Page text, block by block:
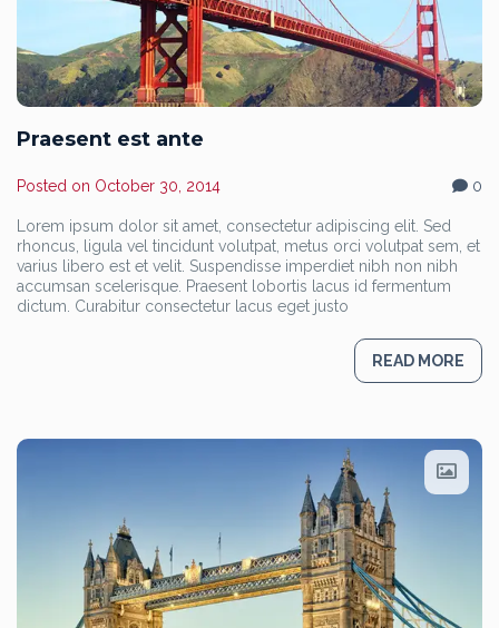
Praesent est ante
Posted on October 30, 2014 0
Lorem ipsum dolor sit amet, consectetur adipiscing elit. Sed
rhoncus, ligula vel tincidunt volutpat, metus orci volutpat sem, et
varius libero est et velit. Suspendisse imperdiet nibh non nibh
accumsan scelerisque. Praesent lobortis lacus id fermentum
dictum. Curabitur consectetur lacus eget justo
READ MORE